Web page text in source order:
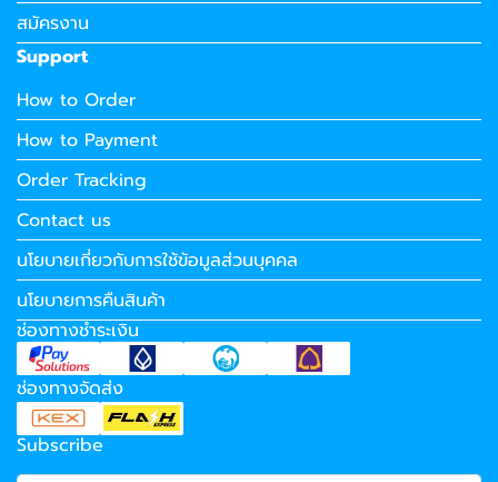
สมัครงาน
Support
How to Order
How to Payment
Order Tracking
Contact us
นโยบายเกี่ยวกับการใช้ข้อมูลส่วนบุคคล
นโยบายการคืนสินค้า
ช่องทางชำระเงิน
ช่องทางจัดส่ง
Subscribe